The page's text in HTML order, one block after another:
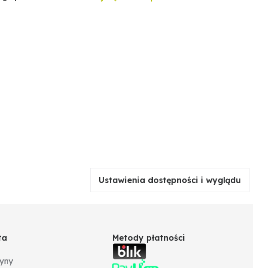
Ustawienia dostępności i wyglądu
Metody płatności